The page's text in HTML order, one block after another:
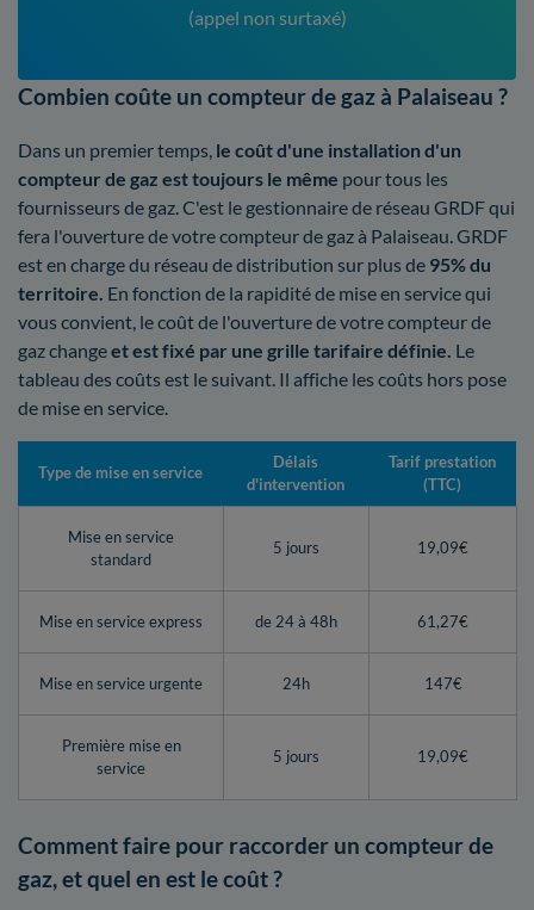
(appel non surtaxé)
Combien coûte un compteur de gaz à Palaiseau ?
Dans un premier temps, le coût d'une installation d'un
compteur de gaz est toujours le même pour tous les
fournisseurs de gaz. C'est le gestionnaire de réseau GRDF qui
fera l'ouverture de votre compteur de gaz à Palaiseau. GRDF
est en charge du réseau de distribution sur plus de 95% du
territoire. En fonction de la rapidité de mise en service qui
vous convient, le coût de l'ouverture de votre compteur de
gaz changeet est fixé par une grille tarifaire définie. Le
tableau des coûts est le suivant. Il affiche les coûts hors pose
de mise en service.
Type de mise en service
Délais
d'intervention
Tarif prestation
(TTC)
Mise en service
standard
5 jours 19,09€
Mise en service express de 24 à 48h 61,27€
Mise en service urgente 24h 147€
Première mise en
service
5 jours 19,09€
Comment faire pour raccorder un compteur de
gaz, et quel en est le coût ?